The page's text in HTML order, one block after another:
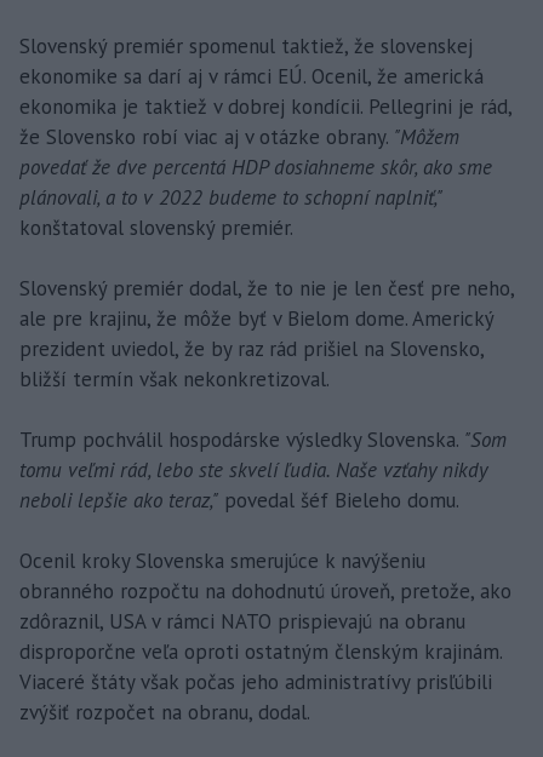
Slovenský premiér spomenul taktiež, že slovenskej
ekonomike sa darí aj v rámci EÚ. Ocenil, že americká
ekonomika je taktiež v dobrej kondícii. Pellegrini je rád,
že Slovensko robí viac aj v otázke obrany. "Môžem
povedať že dve percentá HDP dosiahneme skôr, ako sme
plánovali, a to v 2022 budeme to schopní naplniť,"
konštatoval slovenský premiér.
Slovenský premiér dodal, že to nie je len česť pre neho,
ale pre krajinu, že môže byť v Bielom dome. Americký
prezident uviedol, že by raz rád prišiel na Slovensko,
bližší termín však nekonkretizoval.
Trump pochválil hospodárske výsledky Slovenska. "Som
tomu veľmi rád, lebo ste skvelí ľudia. Naše vzťahy nikdy
neboli lepšie ako teraz," povedal šéf Bieleho domu.
Ocenil kroky Slovenska smerujúce k navýšeniu
obranného rozpočtu na dohodnutú úroveň, pretože, ako
zdôraznil, USA v rámci NATO prispievajú na obranu
disproporčne veľa oproti ostatným členským krajinám.
Viaceré štáty však počas jeho administratívy prisľúbili
zvýšiť rozpočet na obranu, dodal.